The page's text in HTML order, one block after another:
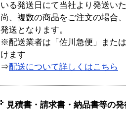
いる発送日にて当社より発送い
尚、複数の商品をご注文の場合
発送となります。
※配送業者は「佐川急便」また
けます
⇒配送について詳しくはこちら
見積書・請求書・納品書等の